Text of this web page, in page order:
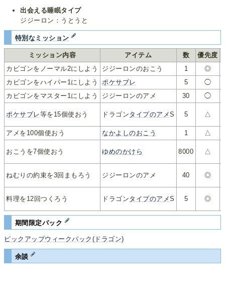
出会える睡眠タイプ
ジジーロン：うとうと
特別なミッション
ミッション内容 アイテム 数
優先度
カビゴンをノーマル2にしよう
ジジーロンのおこう 1 ◎
カビゴンをハイパー1にしよう
ポケサブレ 5 ◯
カビゴンをマスター1にしよう
ジジーロンのアメ 30 ◯
ポケサブレ等を15個使おう ドラゴンタイプのアメS 5 △
アメを100個使おう
なかよしのおこう 1 △
おこうを7個使おう ゆめのかけら 8000 △
ねむりの約束を3回まもろう ジジーロンのアメ 40 ◎
料理を12回つくろう ドラゴンタイプのアメS 5 ◎
期間限定パック
ピックアップウィークパック(ドラゴン)
余談